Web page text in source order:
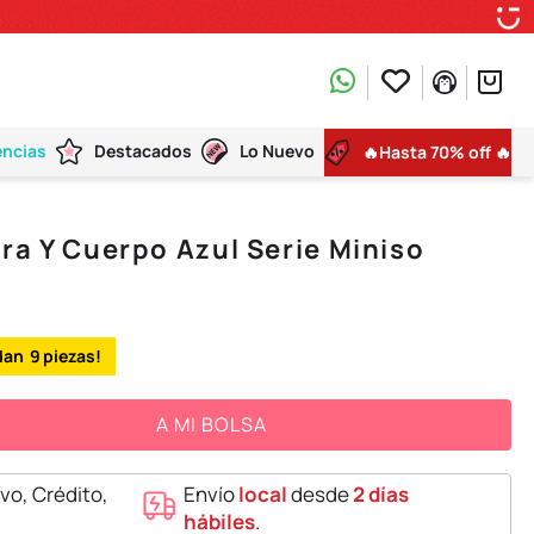
Destacados Lo Nuevo 🔥Hasta 70% off 🔥
Y Cuerpo Azul Serie Miniso
9
A MI BOLSA
Crédito,
Envíolocaldesde2 días
hábiles.